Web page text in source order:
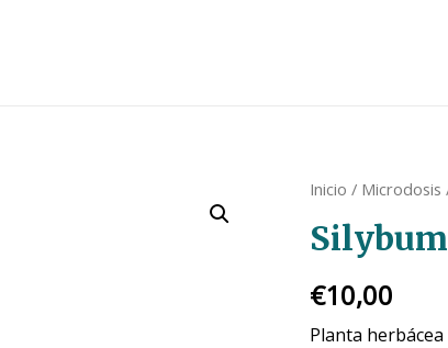
Inicio / Microdosis
€10,00
Planta